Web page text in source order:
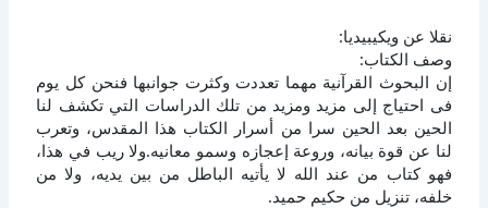
نقلا عن ويكيبيديا:
وصف الكتاب:
إن البحوث القرآنية مهما تعددت وكثرت جوانبها فنحن كل يوم
فى احتياج إلى مزيد ومزيد من تلك الدراسات التي تكشف لنا
الحين بعد الحين سرا من أسرار الكتاب هذا المقدس، وتعرب
لنا عن قوة بيانه، وروعة إعجازه وسمو معانيه.ولا ريب في هذا،
فهو كتاب من عند الله لا يأتيه الباطل من بين يديه، ولا من
خلفه، تنزيل من حكيم حميد.